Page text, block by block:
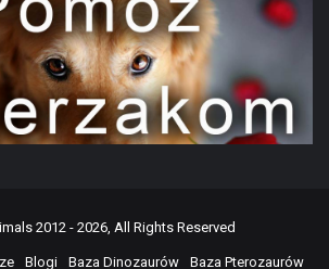
2012 - 2026, All Rights Reserved
Blogi Baza Dinozaurów Baza Pterozaurów